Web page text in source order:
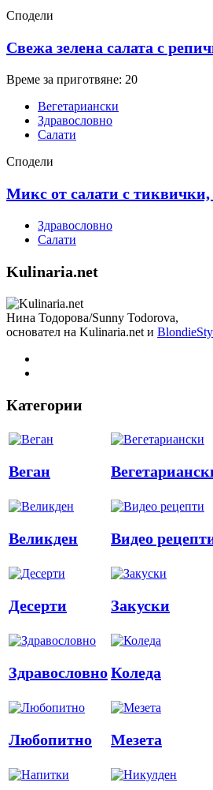
Сподели
Свежа зелена салата с
Време за приготвяне: 20
Вегетариански
Здравословно
Салати
Сподели
Микс от салати с
Здравословно
Салати
Kulinaria.net
Нина Тодорова/Sunny Todorova,
основател на Kulinaria.net и
Категории
Веган
Великден Видео
Десерти Закуски
ЗдравословноКоледа
Любопитно Мезета